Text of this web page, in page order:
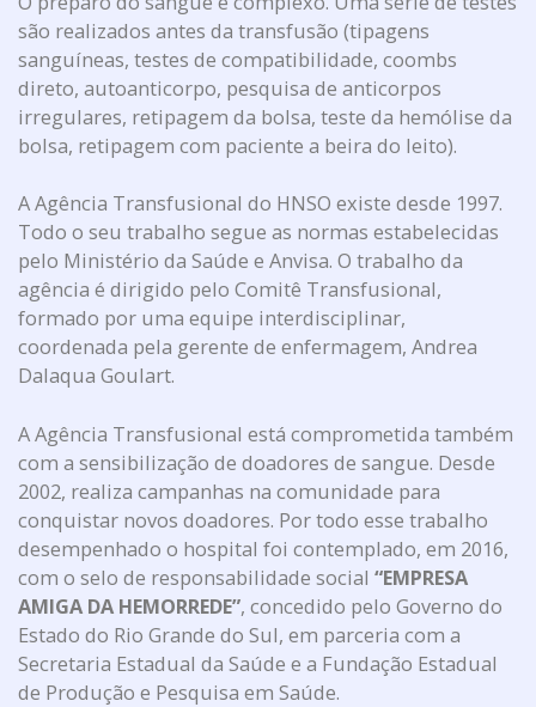
são realizados antes da transfusão (tipagens
sanguíneas, testes de compatibilidade, coombs
direto, autoanticorpo, pesquisa de anticorpos
irregulares, retipagem da bolsa, teste da hemólise da
bolsa, retipagem com paciente a beira do leito).
A Agência Transfusional do HNSO existe desde 1997.
Todo o seu trabalho segue as normas estabelecidas
pelo Ministério da Saúde e Anvisa. O trabalho da
agência é dirigido pelo Comitê Transfusional,
formado por uma equipe interdisciplinar,
coordenada pela gerente de enfermagem, Andrea
Dalaqua Goulart.
A Agência Transfusional está comprometida também
com a sensibilização de doadores de sangue. Desde
2002, realiza campanhas na comunidade para
conquistar novos doadores. Por todo esse trabalho
desempenhado o hospital foi contemplado, em 2016,
com o selo de responsabilidade social“EMPRESA
AMIGA DA HEMORREDE”, concedido pelo Governo do
Estado do Rio Grande do Sul, em parceria com a
Secretaria Estadual da Saúde e a Fundação Estadual
de Produção e Pesquisa em Saúde.